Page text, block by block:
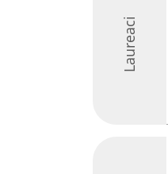
Laureaci